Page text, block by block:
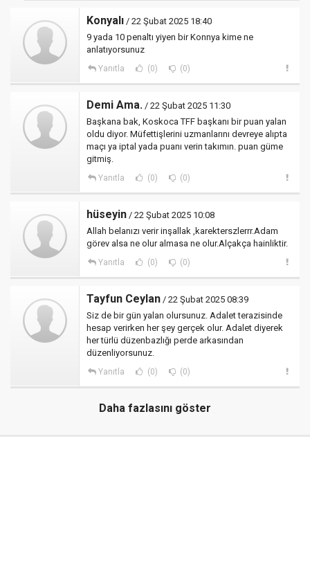
Konyalı / 22 Şubat 2025 18:40
9 yada 10 penaltı yiyen bir Konnya kime ne
anlatıyorsunuz
Yanıtla (0) (0)
Demi Ama. / 22 Şubat 2025 11:30
Başkana bak, Koskoca TFF başkanı bir puan yalan
oldu diyor. Müfettişlerini uzmanlarını devreye alıpta
maçı ya iptal yada puanı verin takımın. puan güme
gitmiş.
Yanıtla (0) (0)
hüseyin / 22 Şubat 2025 10:08
Allah belanızı verir inşallak ,karekterszlerrr.Adam
görev alsa ne olur almasa ne olur.Alçakça hainliktir.
Yanıtla (0) (0)
Tayfun Ceylan / 22 Şubat 2025 08:39
Siz de bir gün yalan olursunuz. Adalet terazisinde
hesap verirken her şey gerçek olur. Adalet diyerek
her türlü düzenbazlığı perde arkasından
düzenliyorsunuz.
Yanıtla (0) (0)
Daha fazlasını göster